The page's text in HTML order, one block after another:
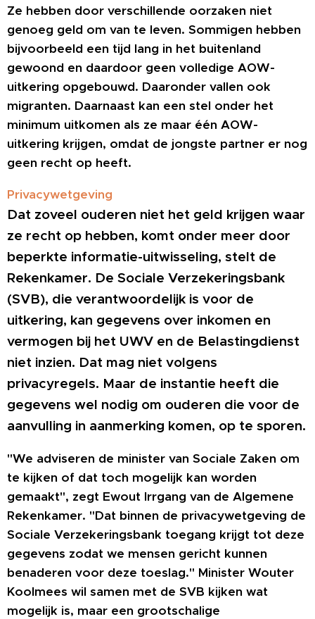
Ze hebben door verschillende oorzaken niet
genoeg geld om van te leven. Sommigen hebben
bijvoorbeeld een tijd lang in het buitenland
gewoond en daardoor geen volledige AOW-
uitkering opgebouwd. Daaronder vallen ook
migranten. Daarnaast kan een stel onder het
minimum uitkomen als ze maar één AOW-
uitkering krijgen, omdat de jongste partner er nog
geen recht op heeft.
Privacywetgeving
Dat zoveel ouderen niet het geld krijgen waar
ze recht op hebben, komt onder meer door
beperkte informatie-uitwisseling, stelt de
Rekenkamer. De Sociale Verzekeringsbank
(SVB), die verantwoordelijk is voor de
uitkering, kan gegevens over inkomen en
vermogen bij het UWV en de Belastingdienst
niet inzien. Dat mag niet volgens
privacyregels. Maar de instantie heeft die
gegevens wel nodig om ouderen die voor de
aanvulling in aanmerking komen, op te sporen.
"We adviseren de minister van Sociale Zaken om
te kijken of dat toch mogelijk kan worden
gemaakt", zegt Ewout Irrgang van de Algemene
Rekenkamer. "Dat binnen de privacywetgeving de
Sociale Verzekeringsbank toegang krijgt tot deze
gegevens zodat we mensen gericht kunnen
benaderen voor deze toeslag." Minister Wouter
Koolmees wil samen met de SVB kijken wat
mogelijk is, maar een grootschalige